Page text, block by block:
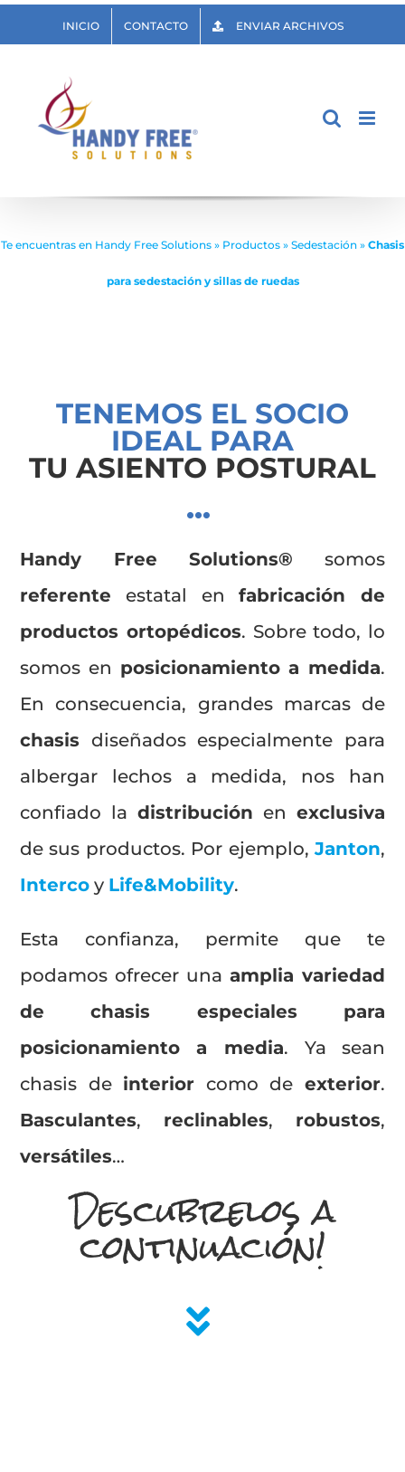
contenido
INICIO CONTACTO ENVIAR ARCHIVOS
Te encuentras en Handy Free Solutions » Productos » Sedestación » Chasis
para sedestación y sillas de ruedas
TENEMOS EL SOCIO
IDEAL PARA
TU ASIENTO POSTURAL
Handy Free Solutions® somos
referente estatal enfabricación de
productos ortopédicos. Sobre todo, lo
somos en posicionamiento a medida.
En consecuencia, grandes marcas de
chasis diseñados especialmente para
albergar lechos a medida, nos han
confiado la distribución enexclusiva
de sus productos. Por ejemplo,Janton,
Intercoy Life&Mobility.
Esta confianza, permite que te
podamos ofrecer unaamplia variedad
de chasis especiales para
posicionamiento a media. Ya sean
chasis de interior como deexterior.
Basculantes, reclinables, robustos,
versátiles…
Descubrelos a
continuación!